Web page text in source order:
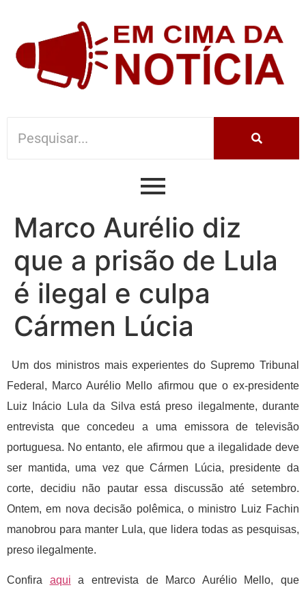
Marco Aurélio diz
que a prisão de Lula
é ilegal e culpa
Cármen Lúcia
Um dos ministros mais experientes do Supremo Tribunal
Federal, Marco Aurélio Mello afirmou que o ex-presidente
Luiz Inácio Lula da Silva está preso ilegalmente, durante
entrevista que concedeu a uma emissora de televisão
portuguesa. No entanto, ele afirmou que a ilegalidade deve
ser mantida, uma vez que Cármen Lúcia, presidente da
corte, decidiu não pautar essa discussão até setembro.
Ontem, em nova decisão polêmica, o ministro Luiz Fachin
manobrou para manter Lula, que lidera todas as pesquisas,
preso ilegalmente.
Confira aqui a entrevista de Marco Aurélio Mello, que